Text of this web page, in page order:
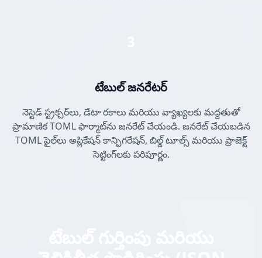
టేబుల్ జనరేటర్
నెస్టెడ్ స్ట్రక్చర్‌లు, డేటా రకాలు మరియు వ్యాఖ్యలకు మద్దతుతో
ప్రామాణిక TOML ఫార్మాట్‌ను జనరేట్ చేయండి. జనరేట్ చేయబడిన
TOML ఫైల్‌లు అప్లికేషన్ కాన్ఫిగరేషన్, బిల్డ్ టూల్స్ మరియు ప్రాజెక్ట్
సెట్టింగ్‌లకు పరిపూర్ణం.